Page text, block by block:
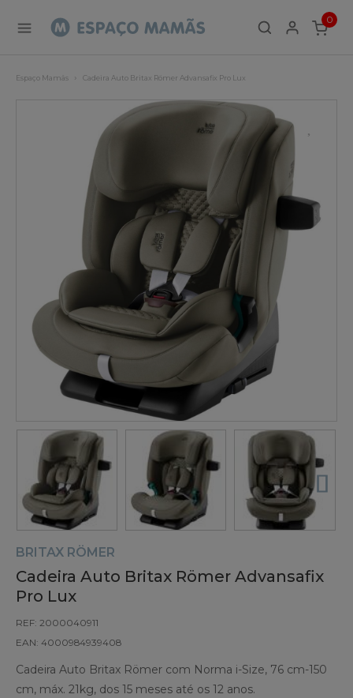
0
ITEMS
Espaço Mamãs Cadeira Auto Britax Römer Advansafix Pro Lux
BRITAX RÖMER
Cadeira Auto Britax Römer Advansafix
Pro Lux
REF: 2000040911
EAN: 4000984939408
Cadeira Auto Britax Römer com Norma i-Size, 76 cm-150
cm, máx. 21kg, dos 15 meses até os 12 anos.